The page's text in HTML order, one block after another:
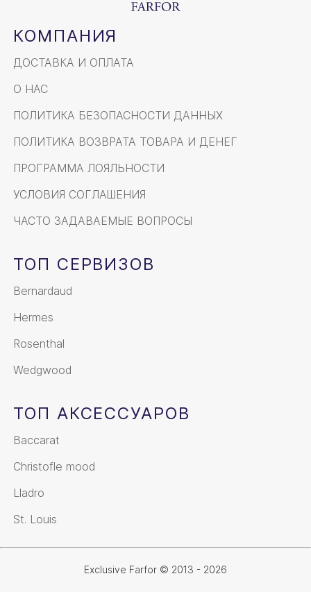
КОМПАНИЯ
ДОСТАВКА И ОПЛАТА
О НАС
ПОЛИТИКА БЕЗОПАСНОСТИ ДАННЫХ
ПОЛИТИКА ВОЗВРАТА ТОВАРА И ДЕНЕГ
ПРОГРАММА ЛОЯЛЬНОСТИ
УСЛОВИЯ СОГЛАШЕНИЯ
ЧАСТО ЗАДАВАЕМЫЕ ВОПРОСЫ
ТОП СЕРВИЗОВ
Bernardaud
Hermes
Rosenthal
Wedgwood
ТОП АКСЕССУАРОВ
Baccarat
Christofle mood
Lladro
St. Louis
Exclusive Farfor © 2013 - 2026